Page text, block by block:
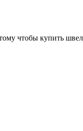
чтобы купить